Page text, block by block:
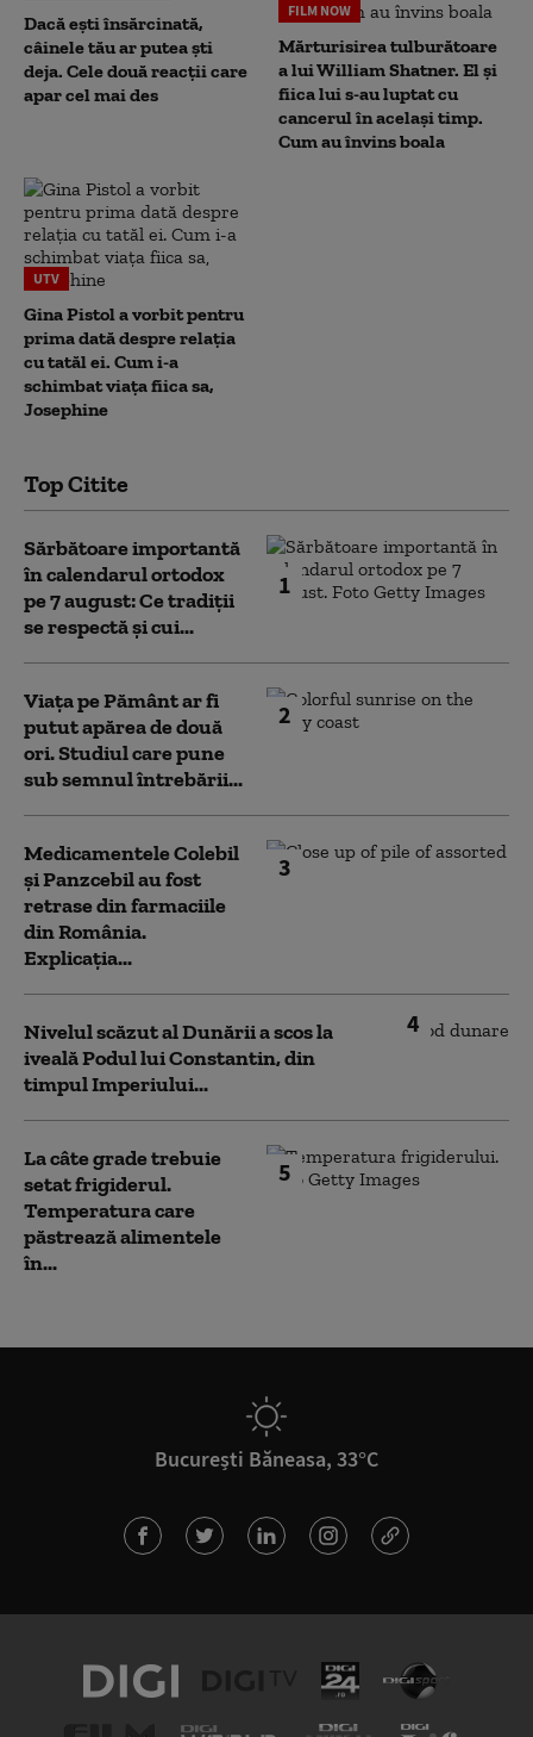
Dacă ești însărcinată,
câinele tău ar putea ști
deja. Cele două reacții care
apar cel mai des
FILM NOW
Mărturisirea tulburătoare
a lui William Shatner. El și
fiica lui s-au luptat cu
cancerul în același timp.
Cum au învins boala
UTV
Gina Pistol a vorbit pentru
prima dată despre relația
cu tatăl ei. Cum i-a
schimbat viața fiica sa,
Josephine
Top Citite
1
Sărbătoare importantă
în calendarul ortodox
pe 7 august: Ce tradiții
se respectă și cui...
2
Viața pe Pământ ar fi
putut apărea de două
ori. Studiul care pune
sub semnul întrebării...
3
Medicamentele Colebil
și Panzcebil au fost
retrase din farmaciile
din România.
Explicația...
4
Nivelul scăzut al Dunării a scos la
iveală Podul lui Constantin, din
timpul Imperiului...
5
La câte grade trebuie
setat frigiderul.
Temperatura care
păstrează alimentele
în...
București Băneasa, 33°C